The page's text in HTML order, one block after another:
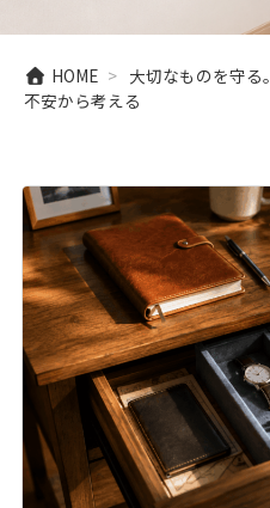
HOME
大切なものを守る
不安から考える